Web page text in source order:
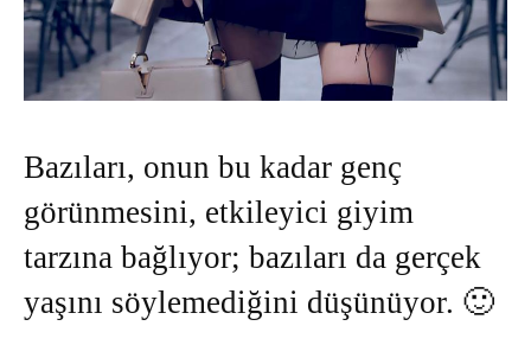
Bazıları, onun bu kadar genç
görünmesini, etkileyici giyim
tarzına bağlıyor; bazıları da gerçek
yaşını söylemediğini düşünüyor. 🙂